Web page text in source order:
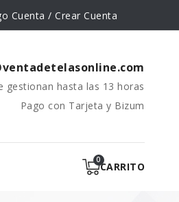
Cuenta / Crear Cuenta
gestionan hasta las 13 horas
Pago con Tarjeta y Bizum
CARRITO